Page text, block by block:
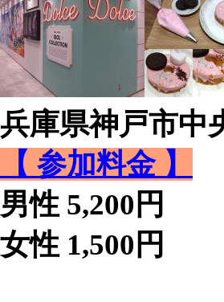
兵庫県神戸市中
【 参加料金 】
男性 5,200円
女性 1,500円